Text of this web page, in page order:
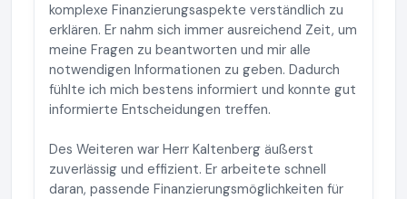
komplexe Finanzierungsaspekte verständlich zu
erklären. Er nahm sich immer ausreichend Zeit, um
meine Fragen zu beantworten und mir alle
notwendigen Informationen zu geben. Dadurch
fühlte ich mich bestens informiert und konnte gut
informierte Entscheidungen treffen.
Des Weiteren war Herr Kaltenberg äußerst
zuverlässig und effizient. Er arbeitete schnell
daran, passende Finanzierungsmöglichkeiten für